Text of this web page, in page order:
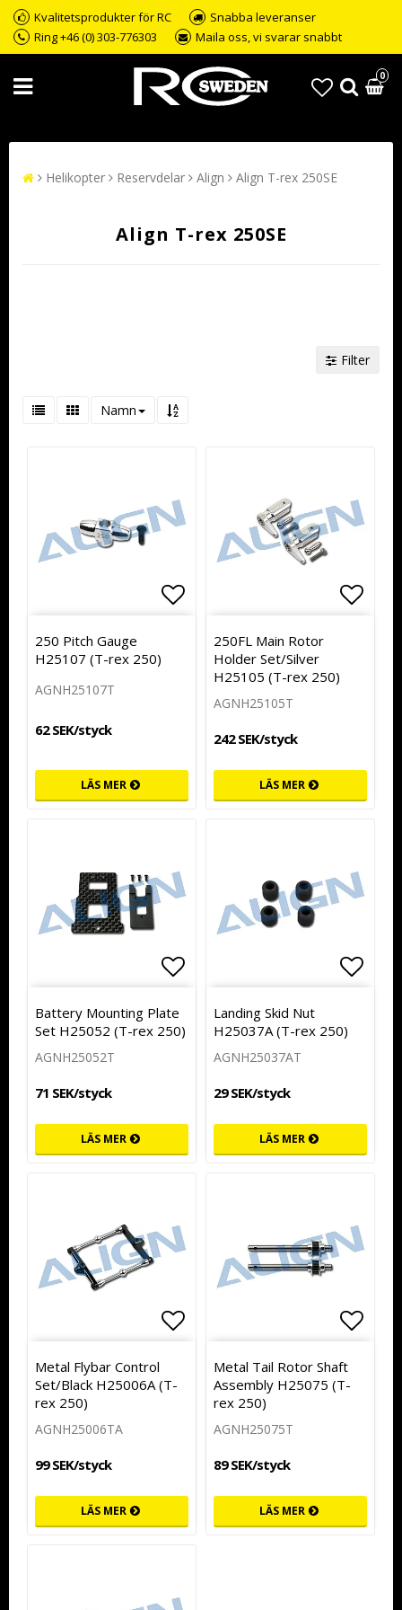
Kvalitetsprodukter för RC
Snabba leveranser
Ring +46 (0) 303-776303
Maila oss, vi svarar snabbt
0
Helikopter Reservdelar Align Align T-rex 250SE
Align T-rex 250SE
Filter
Namn
Lägg till i favoritlistan
250 Pitch Gauge
H25107 (T-rex 250)
AGNH25107T
62 SEK/styck
LÄS MER
250FL Main Rotor
Holder Set/Silver
H25105 (T-rex 250)
AGNH25105T
242 SEK/styck
LÄS MER
Lägg till i favoritlistan
Battery Mounting Plate
Set H25052 (T-rex 250)
AGNH25052T
71 SEK/styck
LÄS MER
Landing Skid Nut
H25037A (T-rex 250)
AGNH25037AT
29 SEK/styck
LÄS MER
Lägg till i favoritlistan
Metal Flybar Control
Set/Black H25006A (T-
rex 250)
AGNH25006TA
99 SEK/styck
LÄS MER
Lägg
Metal Tail Rotor Shaft
Assembly H25075 (T-
rex 250)
AGNH25075T
89 SEK/styck
LÄS MER